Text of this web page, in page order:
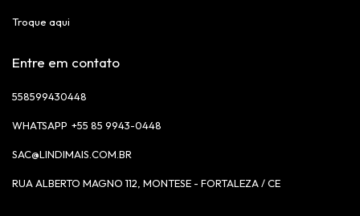
Troque aqui
Entre em contato
558599430448
+55 85 9943-0448
SAC@LINDIMAIS.COM.BR
RUA ALBERTO MAGNO 112, MONTESE - FORTALEZA / CE